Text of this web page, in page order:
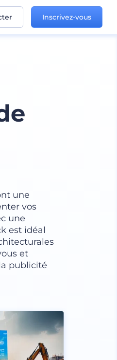
Inscrivez-vous
une
vos
une
est idéal
et
publicité